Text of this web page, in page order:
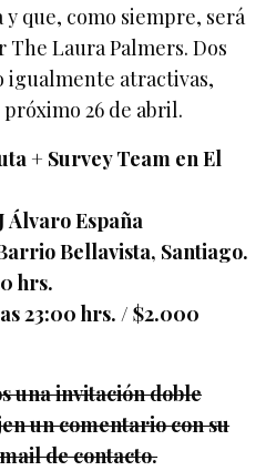
que, como siempre, será
The Laura Palmers. Dos
atractivas,
26 de abril.
+ Survey Team en El
Álvaro España
Bellavista, Santiago.
hrs.
23:00 hrs. / $2.000
una invitación doble
un comentario con su
de contacto.